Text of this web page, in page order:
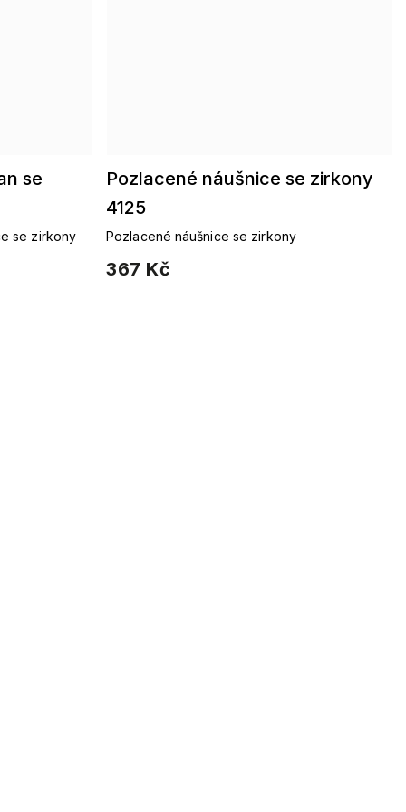
se
se zirkony
Pozlacené náušnice se zirkony
4125
367 Kč
Pozlacené náušnice se zirkony